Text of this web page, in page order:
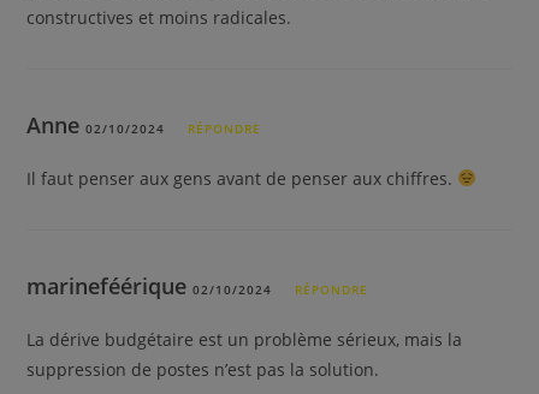
constructives et moins radicales.
Anne02/10/2024 RÉPONDRE
Il faut penser aux gens avant de penser aux chiffres.
marineféérique02/10/2024 RÉPONDRE
La dérive budgétaire est un problème sérieux, mais la
suppression de postes n’est pas la solution.